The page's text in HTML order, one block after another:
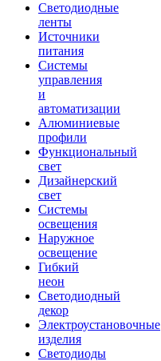
Светодиодные
ленты
Источники
питания
Системы
управления
и
автоматизации
Алюминиевые
профили
Функциональный
свет
Дизайнерский
свет
Системы
освещения
Наружное
освещение
Гибкий
неон
Светодиодный
декор
Электроустановочные
изделия
Светодиоды